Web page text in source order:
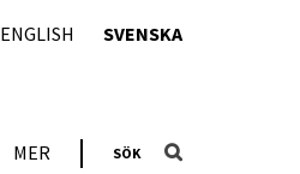
MER SÖK
ENGLISH SVENSKA